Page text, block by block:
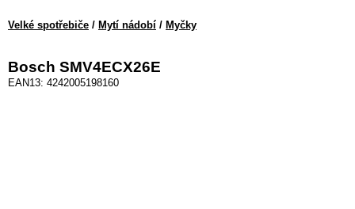
Velké spotřebiče / Mytí nádobí / Myčky
Bosch SMV4ECX26E
EAN13: 4242005198160